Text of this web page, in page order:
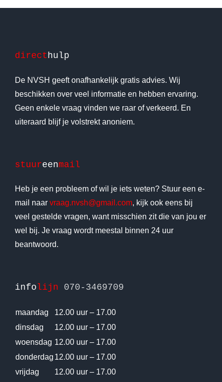
direct hulp
De NVSH geeft onafhankelijk gratis advies. Wij
beschikken over veel informatie en hebben ervaring.
Geen enkele vraag vinden we raar of verkeerd. En
uiteraard blijf je volstrekt anoniem.
stuureenmail
Heb je een probleem of wil je iets weten? Stuur een e-
mail naar vraag.nvsh@gmail.com, kijk ook eens bij
veel gestelde vragen, want misschien zit die van jou er
wel bij. Je vraag wordt meestal binnen 24 uur
beantwoord.
infolijn 070-3469709
maandag
12.00 uur – 17.00
dinsdag
12.00 uur – 17.00
woensdag 12.00 uur – 17.00
donderdag 12.00 uur – 17.00
vrijdag
12.00 uur – 17.00